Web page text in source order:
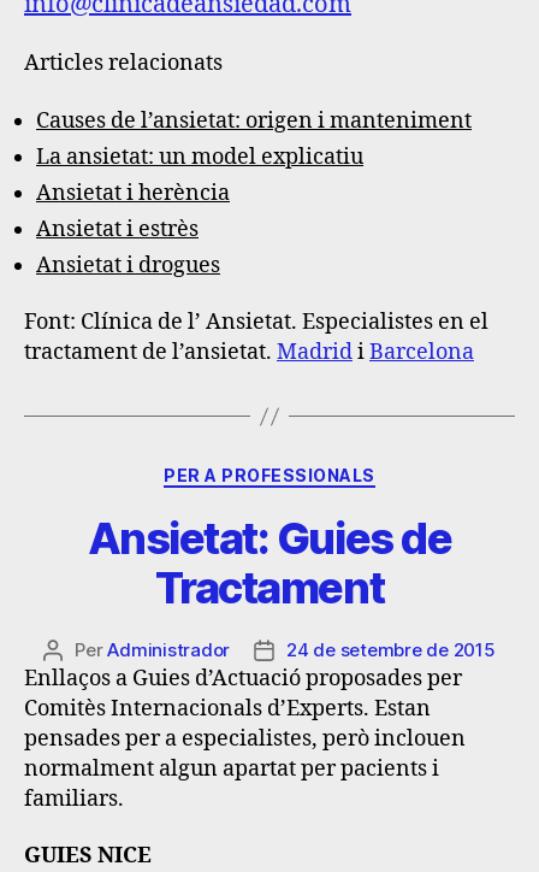
Articles relacionats
Causes de l’ansietat: origen i manteniment
La ansietat: un model explicatiu
Ansietat i herència
Ansietat i estrès
Ansietat i drogues
Font: Clínica de l’ Ansietat. Especialistes en el
tractament de l’ansietat. MadridiBarcelona
PER A PROFESSIONALS
Ansietat: Guies de
Tractament
PerAdministrador 24 de setembre de 2015
Enllaços a Guies d’Actuació proposades per
Comitès Internacionals d’Experts. Estan
pensades per a especialistes, però inclouen
normalment algun apartat per pacients i
familiars.
GUIES NICE